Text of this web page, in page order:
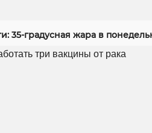
35-градусная жара в